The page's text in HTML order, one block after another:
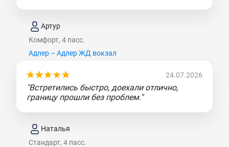
Артур
Комфорт, 4 пасс.
Адлер – Адлер ЖД вокзал
24.07.2026
"Встретились быстро, доехали отлично,
границу прошли без проблем."
Наталья
Стандарт, 4 пасс.